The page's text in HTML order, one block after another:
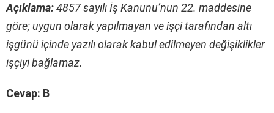
Açıklama:4857 sayılı İş Kanunu’nun 22. maddesine
göre; uygun olarak yapılmayan ve işçi tarafından altı
işgünü içinde yazılı olarak kabul edilmeyen değişiklikler
işçiyi bağlamaz.
Cevap: B